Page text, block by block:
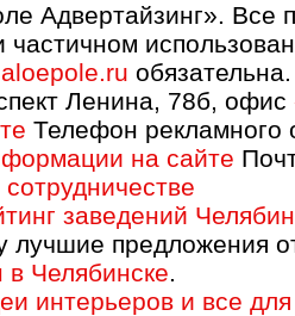
Адвертайзинг».
обязательна.
Ленина, 78б, офис
Телефон рекламного
на сайте
заведений
лучшие предложения
Челябинске.
интерьеров и все